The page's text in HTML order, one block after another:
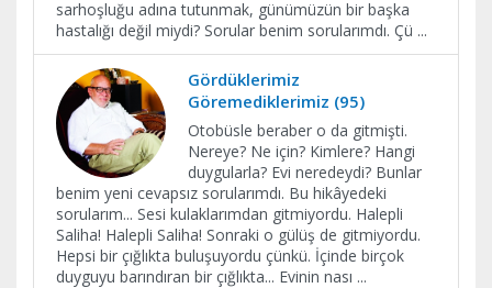
sarhoşluğu adına tutunmak, günümüzün bir başka
hastalığı değil miydi? Sorular benim sorularımdı. Çü ...
Gördüklerimiz
Göremediklerimiz (95)
Otobüsle beraber o da gitmişti.
Nereye? Ne için? Kimlere? Hangi
duygularla? Evi neredeydi? Bunlar
benim yeni cevapsız sorularımdı. Bu hikâyedeki
sorularım... Sesi kulaklarımdan gitmiyordu. Halepli
Saliha! Halepli Saliha! Sonraki o gülüş de gitmiyordu.
Hepsi bir çığlıkta buluşuyordu çünkü. İçinde birçok
duyguyu barındıran bir çığlıkta... Evinin nası ...